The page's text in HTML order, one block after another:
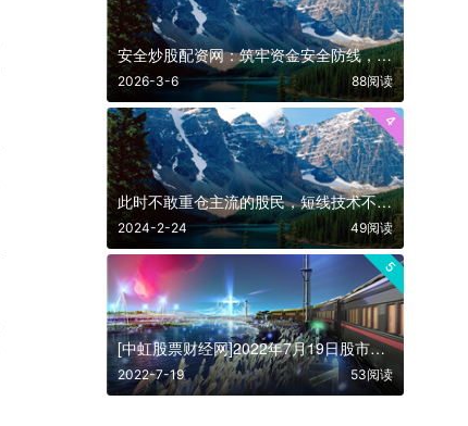
安全炒股配资网：筑牢资金安全防线，解锁合规杠杆投资新路径
2026-3-6 88阅读
4
此时不敢重仓主流的股民，短线技术不及格
2024-2-24 49阅读
5
[中虹股票财经网]2022年7月19日股市传来3条最新消息
2022-7-19 53阅读